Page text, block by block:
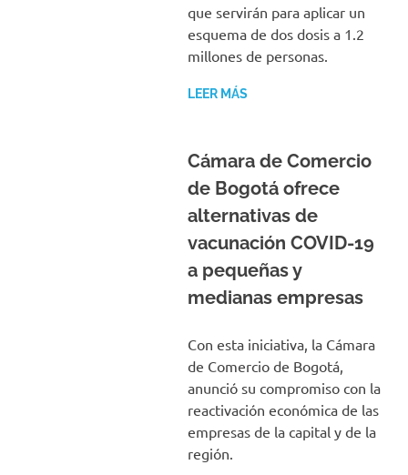
que servirán para aplicar un
esquema de dos dosis a 1.2
millones de personas.
LEER MÁS
Cámara de Comercio
de Bogotá ofrece
alternativas de
vacunación COVID-19
a pequeñas y
medianas empresas
Con esta iniciativa, la Cámara
de Comercio de Bogotá,
anunció su compromiso con la
reactivación económica de las
empresas de la capital y de la
región.